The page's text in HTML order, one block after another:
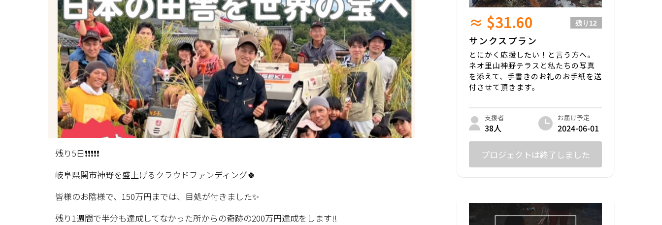
残り5日❗❗❗❗❗
岐阜県関市神野を盛上げるクラウドファンディング🍀
皆様のお陰様で、150万円までは、目処が付きました✨
残り1週間で半分も達成してなかった所からの奇跡の200万円達成をします‼️
≈ $31.60 残り 12
サンクスプラン
とにかく応援したい！と言う方へ。
ネオ里山神野テラスと私たちの写真
を添えて、手書きのお礼のお手紙を送
付させて頂きます。
支援者
38人
お届け予定
2024-06-01
プロジェクトは終了しました